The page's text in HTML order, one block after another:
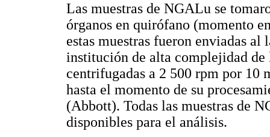
Las muestras de NGALu se
órganos en quirófano (momento
estas muestras fueron enviadas
institución de alta complejidad
centrifugadas a 2 500 rpm por 10
hasta el momento de su
(Abbott). Todas las muestras de
disponibles para el análisis.